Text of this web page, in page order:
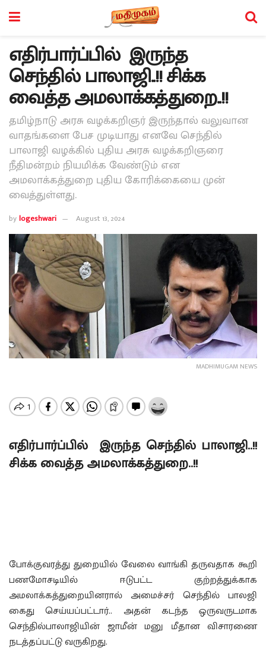
எதிர்பார்ப்பில் இருந்த
செந்தில் பாலாஜி..!! சிக்க
வைத்த அமலாக்கத்துறை..!!
தமிழ்நாடு அரசு வழக்கறிஞர் இருந்தால் வலுவான
வாதங்களை பேச முடியாது எனவே செந்தில்
பாலாஜி வழக்கில் புதிய அரசு வழக்கறிஞரை
நீதிமன்றம் நியமிக்க வேண்டும் என
அமலாக்கத்துறை புதிய கோரிக்கையை முன்
வைத்துள்ளது.
bylogeshwari August 13, 2024
MADHIMUGAM NEWS
எதிர்பார்ப்பில் இருந்த செந்தில் பாலாஜி..!!
சிக்க வைத்த அமலாக்கத்துறை..!!
போக்குவரத்து துறையில் வேலை வாங்கி தருவதாக கூறி
பணமோசடியில் ஈடுபட்ட குற்றத்துக்காக
அமலாக்கத்துறையினரால் அமைச்சர் செந்தில் பாலஜி
கைது செய்யப்பட்டார்.. அதன் கடந்த ஒருவருடமாக
செந்தில்பாலாஜியின் ஜாமீன் மனு மீதான விசாரணை
நடத்தப்பட்டு வருகிறது.